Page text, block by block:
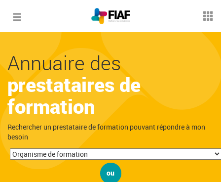
Toggle
Annuaire des
prestataires de
formation
Rechercher un prestataire de formation pouvant répondre à mon
besoin
ou